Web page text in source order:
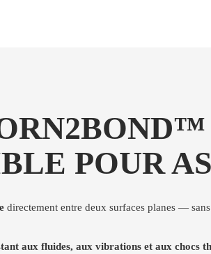
POUR
directement entre deux surfaces planes —
aux fluides, aux vibrations et aux chocs